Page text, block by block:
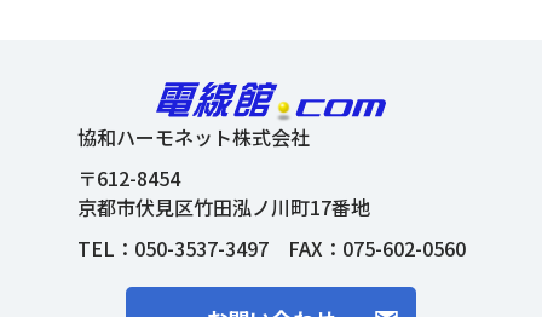
協和ハーモネット株式会社
〒612-8454
京都市伏見区竹田泓ノ川町17番地
TEL： 050-3537-3497FAX：075-602-0560